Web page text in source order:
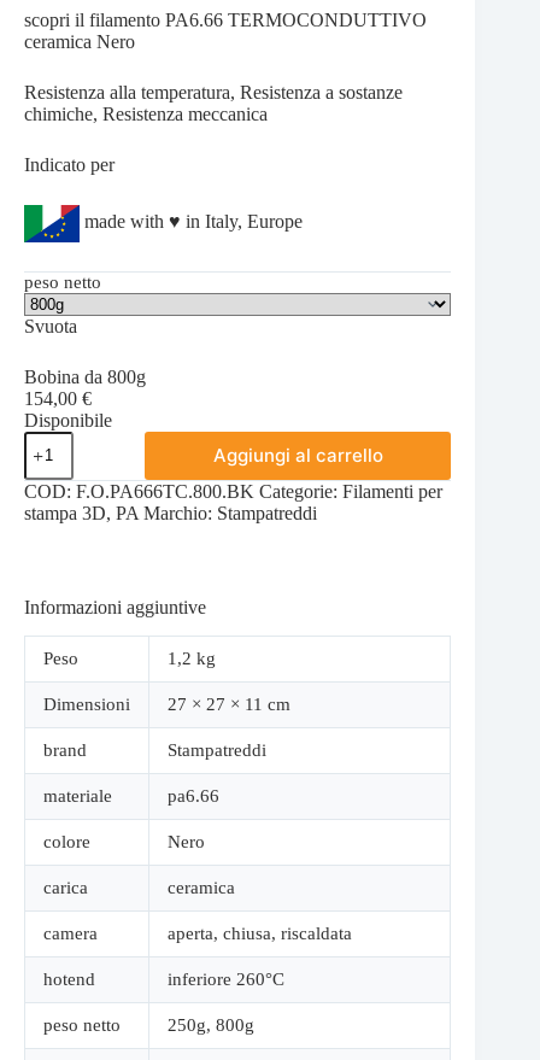
prezzo:
da
154,00 €
scopri il filamento PA6.66 TERMOCONDUTTIVO
ceramica Nero
Resistenza alla temperatura, Resistenza a sostanze
chimiche, Resistenza meccanica
Indicato per
made with ♥ in Italy, Europe
peso netto
Svuota
Bobina da 800g
154,00 €
Disponibile
PA6.66
TERMOCONDUTTIVO
NERO
quantità
Aggiungi al carrello
COD: F.O.PA666TC.800.BK Categorie: Filamenti per
stampa 3D, PA Marchio: Stampatreddi
Informazioni aggiuntive
Peso 1,2 kg
Dimensioni 27 × 27 × 11 cm
brand Stampatreddi
materiale pa6.66
colore Nero
carica ceramica
camera aperta, chiusa, riscaldata
hotend inferiore 260°C
peso netto 250g, 800g